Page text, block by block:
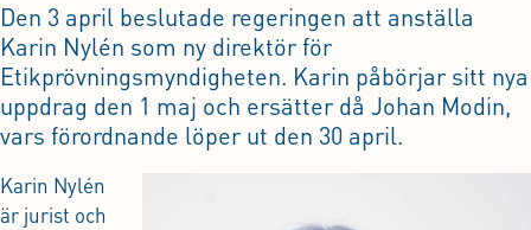
Den 3 april beslutade regeringen att anställa
Karin Nylén som ny direktör för
Etikprövningsmyndigheten. Karin påbörjar sitt nya
uppdrag den 1 maj och ersätter då Johan Modin,
vars förordnande löper ut den 30 april.
Karin Nylén
är jurist och